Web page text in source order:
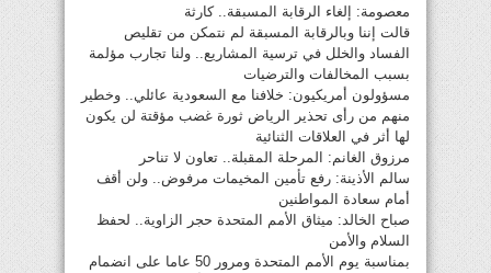
معصومة: إلغاء الرقابة المسبقة.. كارثة
قالت إننا وبالرقابة المسبقة لم نتمكن من تقليص
الفساد والخلل في ترسية المشاريع.. ولنا تجارب مؤلمة
بسبب المخالفات والترضيات
مسؤولون أمريكيون: خلافنا مع السعودية عائلي.. وخطير
منهم من رأى تحذير الرياض ثورة غضب مؤقتة لن يكون
لها أثر في العلاقات الثنائية
مرزوق الغانم: المرحلة المقبلة.. تعاون لا تناحر
سالم الأذينة: رفع تأمين المخيمات مرفوض.. ولن أقف
أمام سعادة المواطنين
صباح الخالد: ميثاق الأمم المتحدة حجر الزاوية.. لحفظ
السلام والأمن
بمناسبة يوم الأمم المتحدة ومرور 50 عاما على انضمام